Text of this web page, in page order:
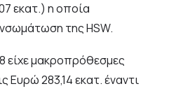
εκατ.) η οποία
της HSW.
είχε μακροπρόθεσμες
Ευρώ 283,14 εκατ. έναντι